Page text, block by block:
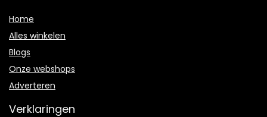
Home
Alles winkelen
Blogs
Onze webshops
Adverteren
Verklaringen